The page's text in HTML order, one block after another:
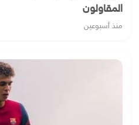
المقاولون
منذ أسبوعين